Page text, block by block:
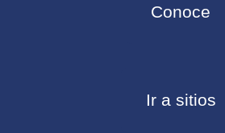
Conoce
Ir a sitios